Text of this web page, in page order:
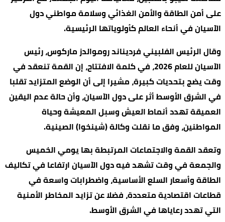
على أمن الطاقة والأمن الغذائي وسلامة مواطني دول
الآسيان في أنحاء العالم كأولوياتها الرئيسية.
وقال الرئيس الفلبيني فرديناند روموالدز ماركوس، رئيس
الآسيان للعام 2026، في كلمة الافتتاح، إن القمة تنعقد في
وقت يضج بتحديات كبيرة، مشيرا إلى أن الوضع المتزايد تقلبا
في الشرق الأوسط أثر على دول الآسيان، وأن حالة عدم اليقين
العميقة تهدد أنماط العيش وسبل المعيشة وحياة
المواطنين، وفق ما نقلت وكالة (شينخوا) الصينية.
وتعقد القمة والاجتماعات المرتبطة بها يومي الخميس
والجمعة في وقت تشهد فيه دول الآسيان ارتفاعا في تكاليف
الطاقة وأسعار السلع الأساسية، واضطرابات واسعة في
قطاعات اقتصادية متعددة، فضلا عن تزايد المخاطر الأمنية
التي تهدد رعاياها في الشرق الأوسط.